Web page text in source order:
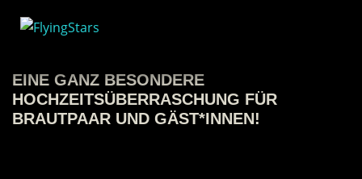
EINE GANZ BESONDERE
HOCHZEITSÜBERRASCHUNG FÜR
BRAUTPAAR UND GÄST*INNEN!